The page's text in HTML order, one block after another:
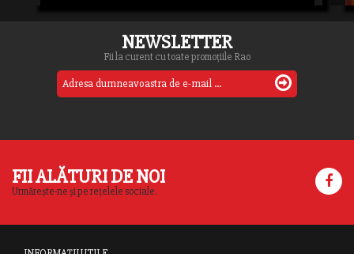
NEWSLETTER
Fii la curent cu toate promoțiile Rao
FII ALĂTURI DE NOI
Urmărește-ne și pe rețelele sociale.